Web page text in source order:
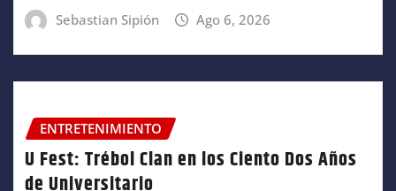
Sebastian Sipión Ago 6, 2026
ENTRETENIMIENTO
U Fest: Trébol Clan en los Ciento Dos Años